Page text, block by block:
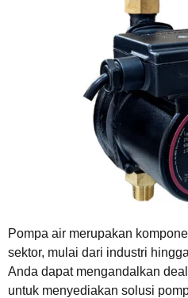
Pompa air merupakan
sektor, mulai dari industri
Anda dapat mengandalkan
untuk menyediakan solusi